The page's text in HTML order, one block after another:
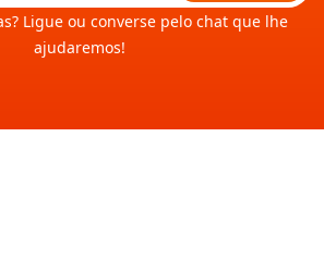
Ligue ou converse pelo chat que lhe
ajudaremos!